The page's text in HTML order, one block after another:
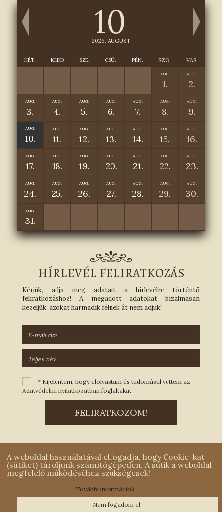
A weboldal használatával elfogadja, hogy Cookie-kat
(sütiket) tároljunk számítógépeden. A sütik a weboldal
megfelelő működéséhez szükségesek!
További információk
Nem fogadom el!
10 .
2026. AUGUST
HÉT. KEDD SZE. CSÜ. PÉN. SZO. VAS.
AUG.
1.
AUG.
2.
AUG.
3.
AUG.
4.
AUG.
5.
AUG.
6.
AUG.
7.
AUG.
8.
AUG.
9.
AUG.
10.
AUG.
11.
AUG.
12.
AUG.
13.
AUG.
14.
AUG.
15.
AUG.
16.
AUG.
17.
AUG.
18.
AUG.
19.
AUG.
20.
AUG.
21.
AUG.
22.
AUG.
23.
AUG.
24.
AUG.
25.
AUG.
26.
AUG.
27.
AUG.
28.
AUG.
29.
AUG.
30.
AUG.
31.
HÍRLEVÉL FELIRATKOZÁS
Kérjük, adja meg adatait a hírlevélre történtő
feliratkozáshoz! A megadott adatokat bizalmasan
kezeljük, azokat harmadik félnek át nem adjuk!
* Kijelentem, hogy elolvastam és tudomásul vettem az
Adatvédelmi nyilatkozatban foglaltakat.
Kapcsolatfelvétel |Adatvédelmi nyilatkozat
Impresszum
MCOnet 2001-2026. - Minden jog fenntartva - Copyright -